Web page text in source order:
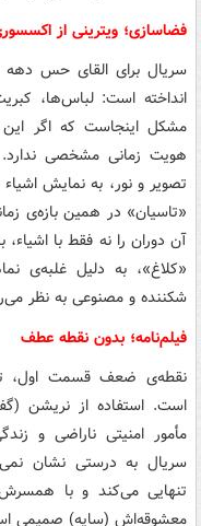
فضاسازی؛ ویترینی از
انداخته است: لباس‌ها،
مشکل اینجاست که اگر
هویت زمانی مشخصی
تصویر و نور، به نمایش
«تاسیان» در همین بازه‌ی
آن دوران را نه فقط با
«کلاغ»، به دلیل غلبه‌ی
شکننده و مصنوعی به نظر
فیلم‌نامه؛ بدون نقطه عطف
نقطه‌ی ضعف قسمت اول،
است. استفاده از نریشن
مأمور امنیتی ناراضی و
سریال به درستی نشان
تنهایی می‌کند و با
معشوقه‌اش (سایه) صمیمی